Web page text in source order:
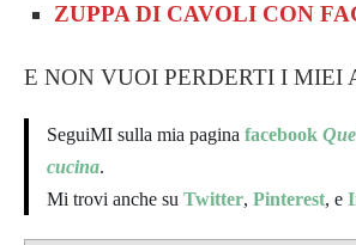
ZUPPA DI CAVOLI CON
E NON VUOI PERDERTI I MIEI
SeguiMI sulla mia pagina facebook
cucina.
Mi trovi anche su Twitter, Pinterest, e